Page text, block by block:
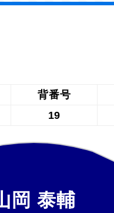
背番号
19
岡 泰輔